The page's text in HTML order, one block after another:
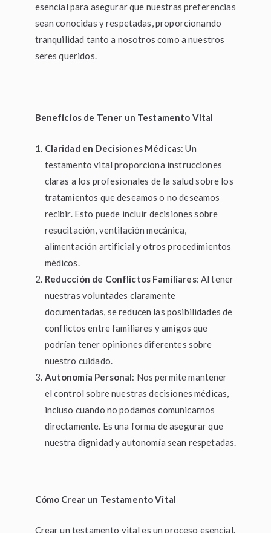
esencial para asegurar que nuestras preferencias
sean conocidas y respetadas, proporcionando
tranquilidad tanto a nosotros como a nuestros
seres queridos.
Beneficios de Tener un Testamento Vital
Claridad en Decisiones Médicas: Un
testamento vital proporciona instrucciones
claras a los profesionales de la salud sobre los
tratamientos que deseamos o no deseamos
recibir. Esto puede incluir decisiones sobre
resucitación, ventilación mecánica,
alimentación artificial y otros procedimientos
médicos.
Reducción de Conflictos Familiares: Al tener
nuestras voluntades claramente
documentadas, se reducen las posibilidades de
conflictos entre familiares y amigos que
podrían tener opiniones diferentes sobre
nuestro cuidado.
Autonomía Personal: Nos permite mantener
el control sobre nuestras decisiones médicas,
incluso cuando no podamos comunicarnos
directamente. Es una forma de asegurar que
nuestra dignidad y autonomía sean respetadas.
Cómo Crear un Testamento Vital
Crear un testamento vital es un proceso esencial.